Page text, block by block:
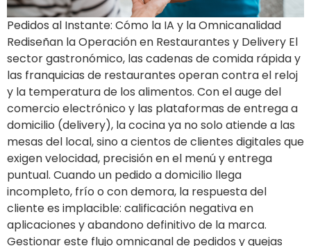
Pedidos al Instante: Cómo la IA y la Omnicanalidad
Rediseñan la Operación en Restaurantes y Delivery El
sector gastronómico, las cadenas de comida rápida y
las franquicias de restaurantes operan contra el reloj
y la temperatura de los alimentos. Con el auge del
comercio electrónico y las plataformas de entrega a
domicilio (delivery), la cocina ya no solo atiende a las
mesas del local, sino a cientos de clientes digitales que
exigen velocidad, precisión en el menú y entrega
puntual. Cuando un pedido a domicilio llega
incompleto, frío o con demora, la respuesta del
cliente es implacible: calificación negativa en
aplicaciones y abandono definitivo de la marca.
Gestionar este flujo omnicanal de pedidos y quejas